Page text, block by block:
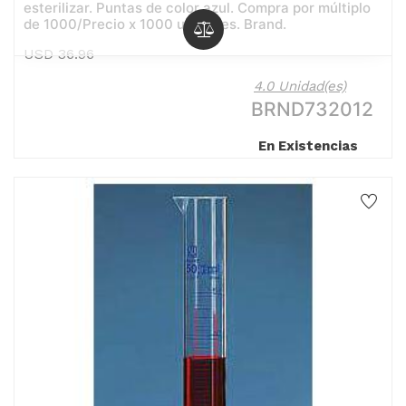
esterilizar. Puntas de color azul. Compra por múltiplo
de 1000/Precio x 1000 unidades. Brand.
USD 36.96
4.0 Unidad(es)
BRND732012
En Existencias